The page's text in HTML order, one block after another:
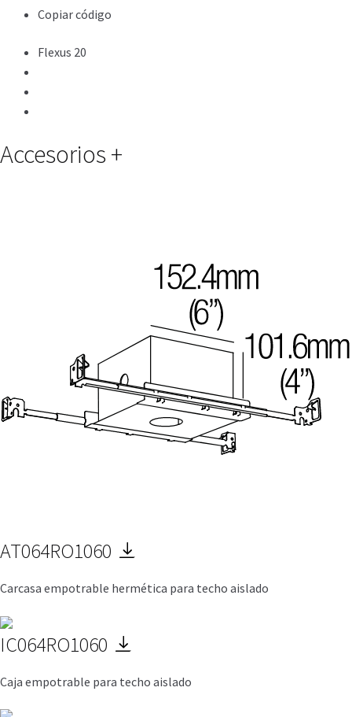
Copiar código
Flexus 20
Accesorios +
AT064RO1060
Carcasa empotrable hermética para techo aislado
IC064RO1060
Caja empotrable para techo aislado